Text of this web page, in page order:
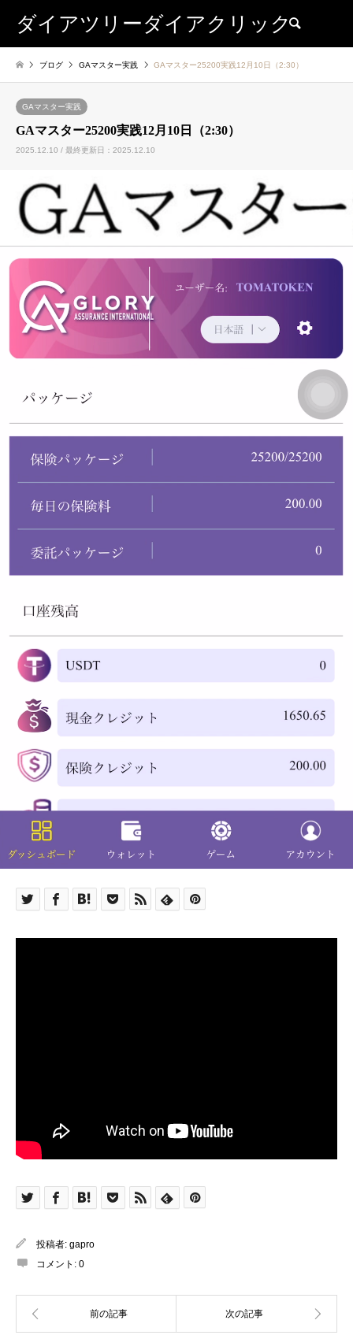
ダイアツリーダイアクリック
ブログ GAマスター実践 GAマスター25200実践12月10日（2:30）
GAマスター実践
GAマスター25200実践12月10日（2:30）
2025.12.10 / 最終更新日：2025.12.10
投稿者: gapro
コメント: 0